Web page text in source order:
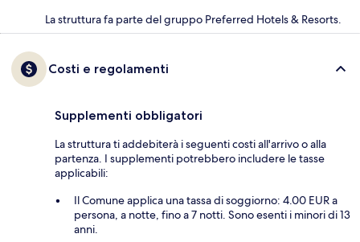
La struttura fa parte del gruppo Preferred Hotels & Resorts.
Costi e regolamenti
Supplementi obbligatori
La struttura ti addebiterà i seguenti costi all'arrivo o alla
partenza. I supplementi potrebbero includere le tasse
applicabili:
Il Comune applica una tassa di soggiorno: 4.00 EUR a
persona, a notte, fino a 7 notti. Sono esenti i minori di 13
anni.